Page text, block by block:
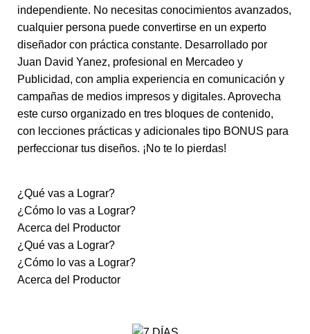
independiente. No necesitas conocimientos avanzados,
cualquier persona puede convertirse en un experto
diseñador con práctica constante. Desarrollado por
Juan David Yanez, profesional en Mercadeo y
Publicidad, con amplia experiencia en comunicación y
campañas de medios impresos y digitales. Aprovecha
este curso organizado en tres bloques de contenido,
con lecciones prácticas y adicionales tipo BONUS para
perfeccionar tus diseños. ¡No te lo pierdas!
¿Qué vas a Lograr?
¿Cómo lo vas a Lograr?
Acerca del Productor
¿Qué vas a Lograr?
¿Cómo lo vas a Lograr?
Acerca del Productor